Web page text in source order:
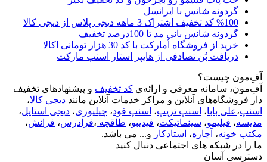
گردونه شانس با ایرانسل
%100 کد تخفیف اشتراک 3 ماهه دیجی پلاس از دیجی کالا
گردونه شانس بانی مد تا 100درصد تخفیف
خرید از فروشگاه اُمارکت با کد 30 هزار تومانی اکالا
دریافت بُن تصادفی از هایپر استار اسنپ مارکت
آفِ‌مون چیست؟
آفِ‌مون، سامانه معرفی و ارائه‌ی کد تخفیف و پیشنهادهای تخفیف
دار فروشگاه‌های آنلاین و مراکز خدمات آنلاین مانند دیجی کالا،
اسنپ،علی بابا، اسنپ تریپ، اسنپ فود، چیلیوری، دیجی استایل،
مدیسه، فیلیمو، سینماتیکت، فیدیبو، طاقچه ،فرادرس، فرانش،
مکتب خونه، آچاره، استادکار و... می باشد.
ما را در شبکه های اجتماعی دنبال کنید
دسترسی آسان